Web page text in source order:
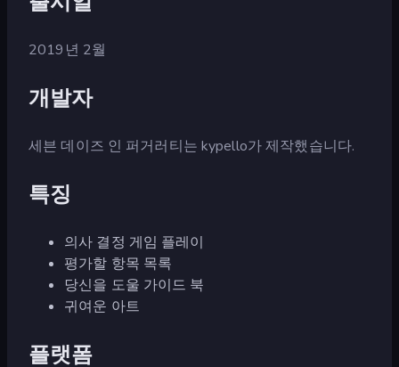
2019년 2월
개발자
세븐 데이즈 인 퍼거러티는 kypello가 제작했습니다.
특징
의사 결정 게임 플레이
평가할 항목 목록
당신을 도울 가이드 북
귀여운 아트
플랫폼